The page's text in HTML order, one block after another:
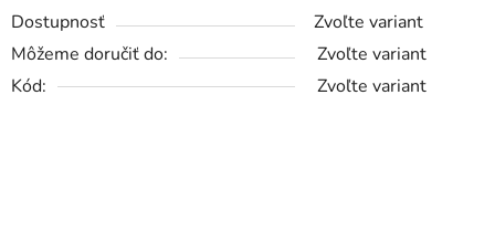
Dostupnosť
Zvoľte variant
Môžeme doručiť do:
Zvoľte variant
Kód:
Zvoľte variant